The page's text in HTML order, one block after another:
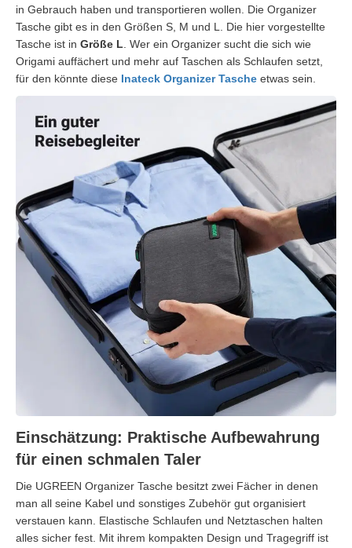
in Gebrauch haben und transportieren wollen. Die Organizer
Tasche gibt es in den Größen S, M und L. Die hier vorgestellte
Tasche ist in Größe L. Wer ein Organizer sucht die sich wie
Origami auffächert und mehr auf Taschen als Schlaufen setzt,
für den könnte diese Inateck Organizer Tasche etwas sein.
Einschätzung: Praktische Aufbewahrung
für einen schmalen Taler
Die UGREEN Organizer Tasche besitzt zwei Fächer in denen
man all seine Kabel und sonstiges Zubehör gut organisiert
verstauen kann. Elastische Schlaufen und Netztaschen halten
alles sicher fest. Mit ihrem kompakten Design und Tragegriff ist